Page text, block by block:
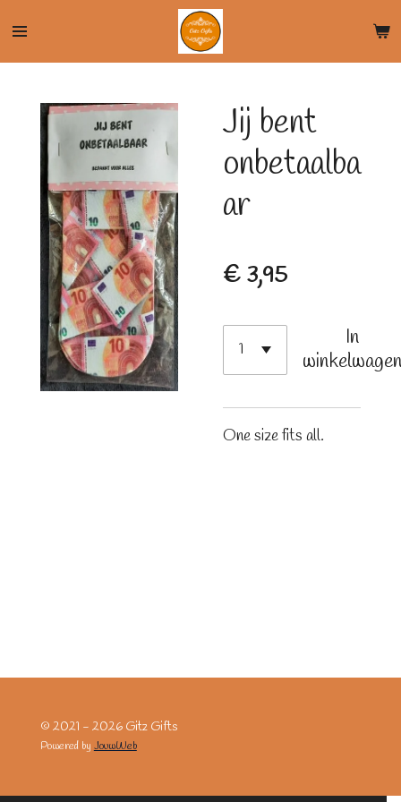
naar
hoofdinhoud
Jij bent
onbetaalba
ar
€ 3,95
In
One size fits all.
© 2021 - 2026 Gitz Gifts
Powered byJouwWeb